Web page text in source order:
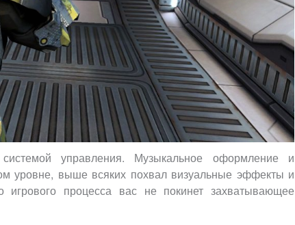
управления. Музыкальное оформление и
уровне, выше всяких похвал визуальные эффекты и
игрового процесса вас не покинет захватывающее